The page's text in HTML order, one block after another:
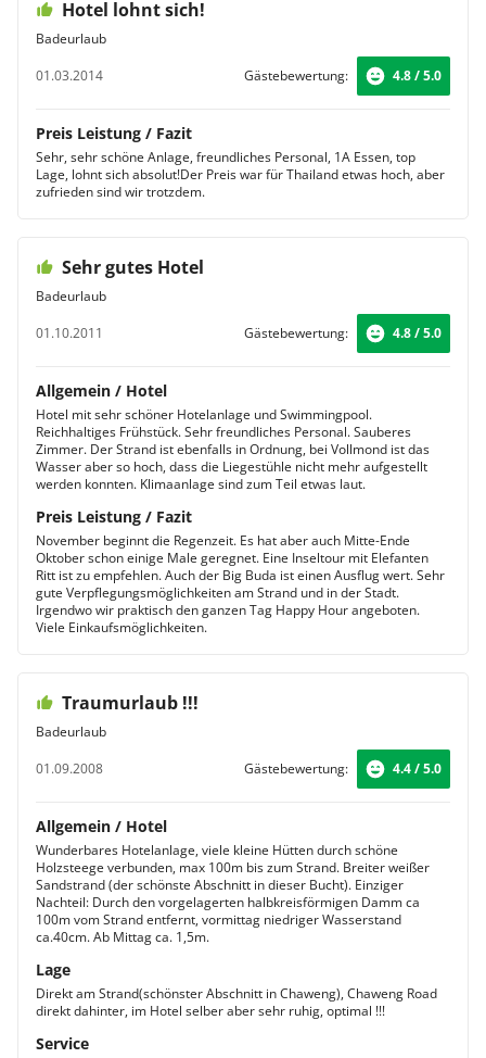
Hotel lohnt sich!
Badeurlaub
01.03.2014
Gästebewertung: 4.8 / 5.0
Preis Leistung / Fazit
Sehr, sehr schöne Anlage, freundliches Personal, 1A Essen, top
Lage, lohnt sich absolut!Der Preis war für Thailand etwas hoch, aber
zufrieden sind wir trotzdem.
Sehr gutes Hotel
Badeurlaub
01.10.2011
Gästebewertung: 4.8 / 5.0
Allgemein / Hotel
Hotel mit sehr schöner Hotelanlage und Swimmingpool.
Reichhaltiges Frühstück. Sehr freundliches Personal. Sauberes
Zimmer. Der Strand ist ebenfalls in Ordnung, bei Vollmond ist das
Wasser aber so hoch, dass die Liegestühle nicht mehr aufgestellt
werden konnten. Klimaanlage sind zum Teil etwas laut.
Preis Leistung / Fazit
November beginnt die Regenzeit. Es hat aber auch Mitte-Ende
Oktober schon einige Male geregnet. Eine Inseltour mit Elefanten
Ritt ist zu empfehlen. Auch der Big Buda ist einen Ausflug wert. Sehr
gute Verpflegungsmöglichkeiten am Strand und in der Stadt.
Irgendwo wir praktisch den ganzen Tag Happy Hour angeboten.
Viele Einkaufsmöglichkeiten.
Traumurlaub !!!
Badeurlaub
01.09.2008
Gästebewertung: 4.4 / 5.0
Allgemein / Hotel
Wunderbares Hotelanlage, viele kleine Hütten durch schöne
Holzsteege verbunden, max 100m bis zum Strand. Breiter weißer
Sandstrand (der schönste Abschnitt in dieser Bucht). Einziger
Nachteil: Durch den vorgelagerten halbkreisförmigen Damm ca
100m vom Strand entfernt, vormittag niedriger Wasserstand
ca.40cm. Ab Mittag ca. 1,5m.
Lage
Direkt am Strand(schönster Abschnitt in Chaweng), Chaweng Road
direkt dahinter, im Hotel selber aber sehr ruhig, optimal !!!
Service